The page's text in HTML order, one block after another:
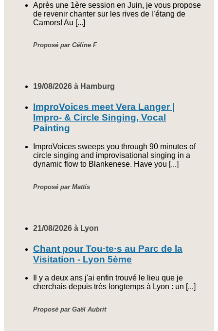
Après une 1ère session en Juin, je vous propose
de revenir chanter sur les rives de l’étang de
Camors! Au [...]
Proposé par Céline F
19/08/2026 à Hamburg
ImproVoices meet Vera Langer |
Impro- & Circle Singing, Vocal
Painting
ImproVoices sweeps you through 90 minutes of
circle singing and improvisational singing in a
dynamic flow to Blankenese. Have you [...]
Proposé par Mattis
21/08/2026 à Lyon
Chant pour Tou·te·s au Parc de la
Visitation - Lyon 5ème
Il y a deux ans j'ai enfin trouvé le lieu que je
cherchais depuis très longtemps à Lyon : un [...]
Proposé par Gaël Aubrit